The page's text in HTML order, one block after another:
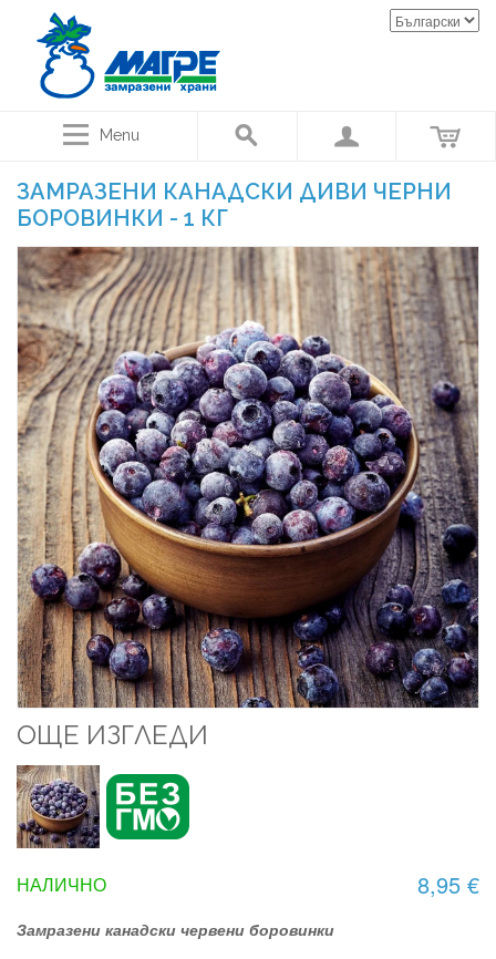
Menu
ЗАМРАЗЕНИ КАНАДСКИ ДИВИ ЧЕРНИ
БОРОВИНКИ - 1 КГ
ОЩЕ ИЗГЛЕДИ
8,95 €
НАЛИЧНО
Замразени канадски червени боровинки